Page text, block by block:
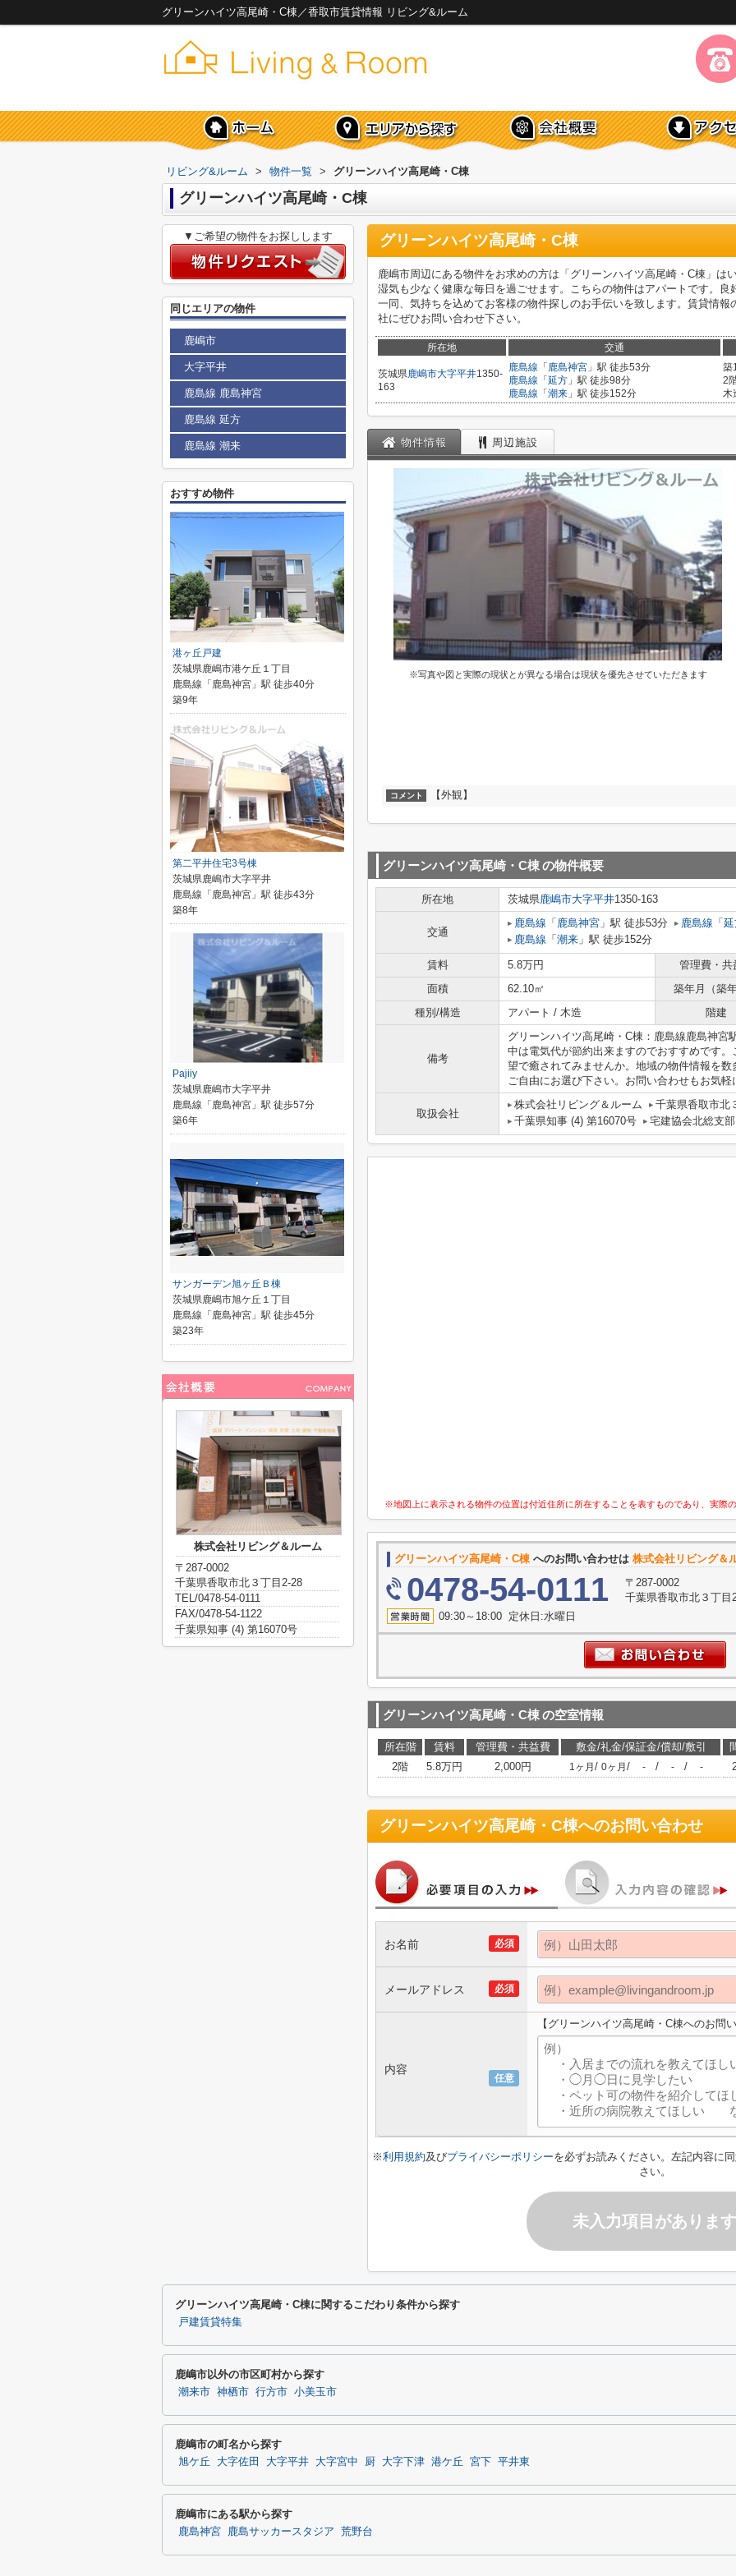
グリーンハイツ高尾崎・C棟／香取市賃貸情報 リビング&ルーム
リビング&ルーム > 物件一覧 > グリーンハイツ高尾崎・C棟
グリーンハイツ高尾崎・C棟
グリーンハイツ高尾崎・C棟
鹿嶋市周辺にある物件をお求めの方は「グリーンハイツ高尾崎・C棟」は
湿気も少なく健康な毎日を過ごせます。こちらの物件はアパートです。
一同、気持ちを込めてお客様の物件探しのお手伝いを致します。賃貸情
社にぜひお問い合わせ下さい。
所在地 交通
茨城県鹿嶋市大字平井1350-
163
鹿島線 「 鹿島神宮 」駅 徒歩53分
鹿島線 「 延方 」駅 徒歩98分
鹿島線 「 潮来 」駅 徒歩152分
築
2
木
物件情報 周辺施設
※写真や図と実際の現状とが異なる場合は現状を優先させていただきます
コメント 【外観】
グリーンハイツ高尾崎・C棟の物件概要
所在地 茨城県鹿嶋市大字平井1350-163
交通
鹿島線 「 鹿島神宮 」駅 徒歩53分 鹿島線 「
鹿島線 「 潮来 」駅 徒歩152分
賃料 5.8万円
管理費・共
面積
62.10㎡
築年月（築
種別/構造
アパート / 木造 階建
備考
グリーンハイツ高尾崎・C棟：鹿島線鹿島神宮
中は電気代が節約出来ますのでおすすめです
望で癒されてみませんか。地域の物件情報を
ご自由にお選び下さい。お問い合わせもお気軽
取扱会社
株式会社リビング＆ルーム
千葉県香取市北
千葉県知事 (4) 第16070号
宅建協会北総支部
※地図上に表示される物件の位置は付近住所に所在することを表すものであり、実際
グリーンハイツ高尾崎・C棟 へのお問い合わせは 株式会社リビング＆
0478-54-0111
〒287-0002
千葉県香取市北３丁
09:30～18:00 定休日:水曜日
グリーンハイツ高尾崎・C棟の空室情報
所在階 賃料 管理費・共益費 敷金/礼金/保証金/償却/敷引
2階
5.8万円 2,000円 1ヶ月 / 0ヶ月 / - / - / -
グリーンハイツ高尾崎・C棟へのお問い合わせ
必須
お名前
必須
メールアドレス
任意
内容
【グリーンハイツ高尾崎・C棟へのお問
※利用規約及びプライバシーポリシーを必ずお読みください。左記内容に
さい。
未入力項目があります
▼ご希望の物件をお探しします
同じエリアの物件
鹿嶋市
大字平井
鹿島線 鹿島神宮
鹿島線 延方
鹿島線 潮来
おすすめ物件
港ヶ丘戸建
茨城県鹿嶋市港ケ丘１丁目
鹿島線「鹿島神宮」駅 徒歩40分
築9年
第二平井住宅3号棟
茨城県鹿嶋市大字平井
鹿島線「鹿島神宮」駅 徒歩43分
築8年
Pajiiy
茨城県鹿嶋市大字平井
鹿島線「鹿島神宮」駅 徒歩57分
築6年
サンガーデン旭ヶ丘Ｂ棟
茨城県鹿嶋市旭ケ丘１丁目
鹿島線「鹿島神宮」駅 徒歩45分
築23年
株式会社リビング＆ルーム
〒287-0002
千葉県香取市北３丁目2-28
TEL/0478-54-0111
FAX/0478-54-1122
千葉県知事 (4) 第16070号
グリーンハイツ高尾崎・C棟に関するこだわり条件から探す
戸建賃貸特集
鹿嶋市以外の市区町村から探す
潮来市 神栖市 行方市 小美玉市
鹿嶋市の町名から探す
旭ケ丘 大字佐田 大字平井 大字宮中 厨 大字下津 港ケ丘 宮下 平井東
鹿嶋市にある駅から探す
鹿島神宮 鹿島サッカースタジア 荒野台